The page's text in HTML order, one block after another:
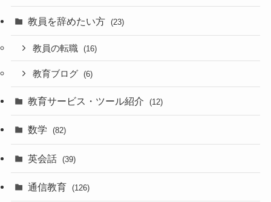
教員を辞めたい方 (23)
教員の転職 (16)
教育ブログ (6)
教育サービス・ツール紹介 (12)
数学 (82)
英会話 (39)
通信教育 (126)